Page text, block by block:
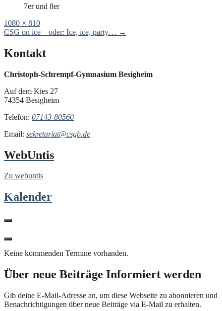
7er und 8er
Full
size
1080 × 810
Post
CSG on ice – oder: Ice, ice, party… →
Kontakt
Christoph-Schrempf-Gymnasium Besigheim
Auf dem Kies 27
74354 Besigheim
Telefon: 07143-80560
Email: sekretariat@csgb.de
WebUntis
Zu webuntis
Kalender
Keine kommenden Termine vorhanden.
Über neue Beiträge Informiert werden
Gib deine E-Mail-Adresse an, um diese Webseite zu abonnieren und
Benachrichtigungen über neue Beiträge via E-Mail zu erhalten.